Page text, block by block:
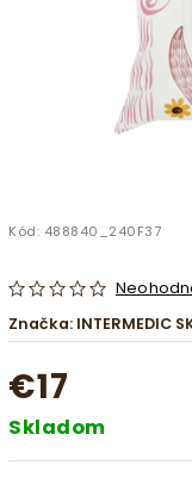
Kód: 488840_240F37
Značka: INTERMEDIC
€17
Skladom